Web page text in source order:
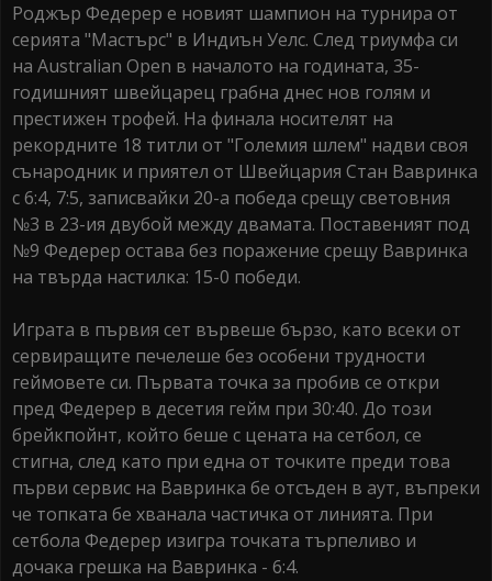
Роджър Федерер е новият шампион на турнира от
серията "Мастърс" в Индиън Уелс. След триумфа си
на Australian Open в началото на годината, 35-
годишният швейцарец грабна днес нов голям и
престижен трофей. На финала носителят на
рекордните 18 титли от "Големия шлем" надви своя
сънародник и приятел от Швейцария Стан Вавринка
с 6:4, 7:5, записвайки 20-а победа срещу световния
№3 в 23-ия двубой между двамата. Поставеният под
№9 Федерер остава без поражение срещу Вавринка
на твърда настилка: 15-0 победи.
Играта в първия сет вървеше бързо, като всеки от
сервиращите печелеше без особени трудности
геймовете си. Първата точка за пробив се откри
пред Федерер в десетия гейм при 30:40. До този
брейкпойнт, който беше с цената на сетбол, се
стигна, след като при една от точките преди това
първи сервис на Вавринка бе отсъден в аут, въпреки
че топката бе хванала частичка от линията. При
сетбола Федерер изигра точката търпеливо и
дочака грешка на Вавринка - 6:4.